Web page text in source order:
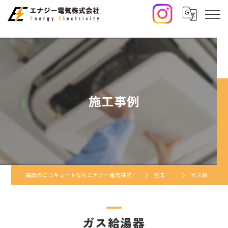
施工事例
福岡のエコキュートならエナジー電気株式会社 施工事例 ガス給湯器
ガス給湯器